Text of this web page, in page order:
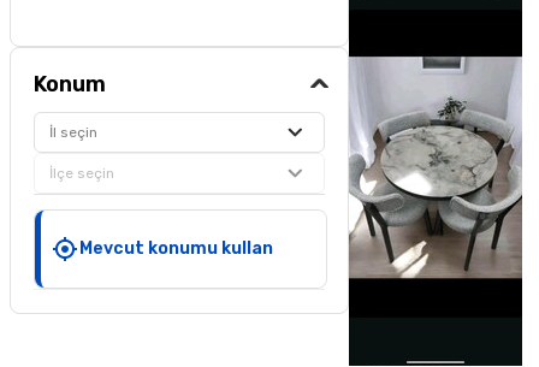
Konum
İl seçin
İlçe seçin
Mevcut konumu kullan